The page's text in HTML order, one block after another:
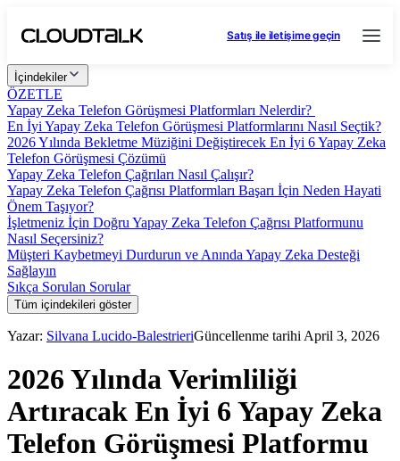
Satış ile iletişime geçin
İçindekiler
ÖZETLE
Yapay Zeka Telefon Görüşmesi Platformları Nelerdir?
En İyi Yapay Zeka Telefon Görüşmesi Platformlarını Nasıl Seçtik?
2026 Yılında Bekletme Müziğini Değiştirecek En İyi 6 Yapay Zeka
Telefon Görüşmesi Çözümü
Yapay Zeka Telefon Çağrıları Nasıl Çalışır?
Yapay Zeka Telefon Çağrısı Platformları Başarı İçin Neden Hayati
Önem Taşıyor?
İşletmeniz İçin Doğru Yapay Zeka Telefon Çağrısı Platformunu
Nasıl Seçersiniz?
Müşteri Kaybetmeyi Durdurun ve Anında Yapay Zeka Desteği
Sağlayın
Sıkça Sorulan Sorular
Tüm içindekileri göster
Yazar: Silvana Lucido-BalestrieriGüncellenme tarihi April 3, 2026
2026 Yılında Verimliliği
Artıracak En İyi 6 Yapay Zeka
Telefon Görüşmesi Platformu